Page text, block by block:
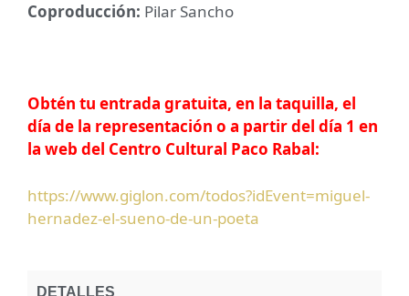
Coproducción: Pilar Sancho
Obtén tu entrada gratuita, en la taquilla, el
día de la representación o a partir del día 1 en
la web del Centro Cultural Paco Rabal:
https://www.giglon.com/todos?idEvent=miguel-
hernadez-el-sueno-de-un-poeta
DETALLES